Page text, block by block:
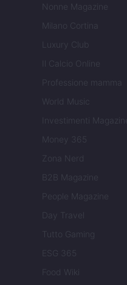
Nonne Magazine
Milano Cortina
Luxury Club
Il Calcio Online
Professione mamma
World Music
Investimenti Magazine
Money 365
Zona Nerd
B2B Magazine
People Magazine
Day Travel
Tutto Gaming
ESG 365
Food Wiki